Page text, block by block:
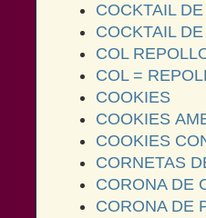
COCKTAIL
COCKTAIL
COL
COL =
COOKIES
COOKIES
COOKIES
CORNETAS
CORONA DE
CORONA DE